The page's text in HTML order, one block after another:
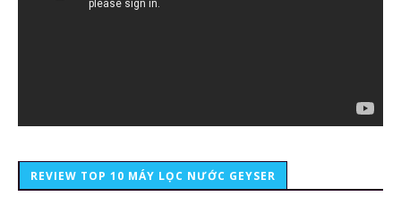
REVIEW TOP 10 MÁY LỌC NƯỚC GEYSER